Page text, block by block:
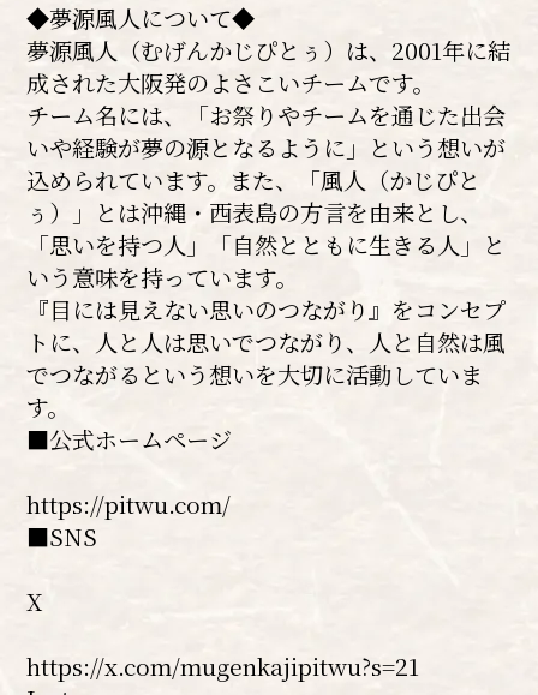
◆夢源風人について◆
夢源風人（むげんかじぴとぅ）は、2001年に結
成された大阪発のよさこいチームです。
チーム名には、「お祭りやチームを通じた出会
いや経験が夢の源となるように」という想いが
込められています。また、「風人（かじぴと
ぅ）」とは沖縄・西表島の方言を由来とし、
「思いを持つ人」「自然とともに生きる人」と
いう意味を持っています。
『目には見えない思いのつながり』をコンセプ
トに、人と人は思いでつながり、人と自然は風
でつながるという想いを大切に活動していま
す。
■公式ホームページ
https://pitwu.com/
■SNS
X
https://x.com/mugenkajipitwu?s=21